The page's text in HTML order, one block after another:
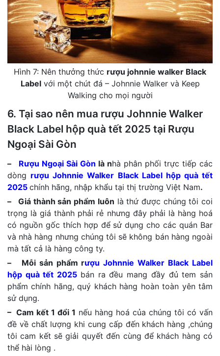
Hình 7: Nên thưởng thức rượu johnnie walker Black
Labelvới một chút đá – Johnnie Walker và Keep
Walking cho mọi người
6. Tại sao nên mua rượu Johnnie Walker
Black Label hộp quà tết 2025 tại Rượu
Ngoại Sài Gòn
– Rượu Ngoại Sài Gòn là nhà phân phối trực tiếp các
dòng rượu Johnnie Walker Black Label hộp quà tết
2025 chính hãng, nhập khẩu tại thị trường Việt Nam.
– Giá thành sản phẩm luôn là thứ được chúng tôi coi
trọng là giá thành phải rẻ nhưng đây phải là hàng hoá
có nguồn gốc thích hợp để sử dụng cho các quán Bar
và nhà hàng nhưng chúng tôi sẽ không bán hàng ngoài
mà tất cả là hàng công ty.
– Mỗi sản phẩm rượu Johnnie Walker Black Label
hộp quà tết 2025 bán ra đều mang đầy đủ tem sản
phẩm chính hãng, quý khách hàng hoàn toàn yên tâm
sử dụng.
– Cam kết 1 đổi 1 nếu hàng hoá của chúng tôi có vấn
đề về chất lượng khi cung cấp đến khách hàng ,chúng
tôi cam kết sẽ giải quyết đến cùng để khách hàng có
thể hài lòng .